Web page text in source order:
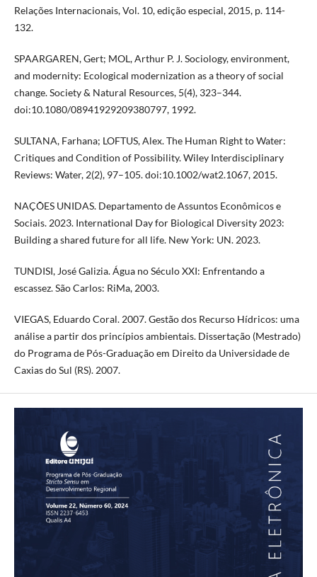
Relações Internacionais, Vol. 10, edição especial, 2015, p. 114-
132.
SPAARGAREN, Gert; MOL, Arthur P. J. Sociology, environment,
and modernity: Ecological modernization as a theory of social
change. Society & Natural Resources, 5(4), 323–344.
doi:10.1080/08941929209380797, 1992.
SULTANA, Farhana; LOFTUS, Alex. The Human Right to Water:
Critiques and Condition of Possibility. Wiley Interdisciplinary
Reviews: Water, 2(2), 97–105. doi:10.1002/wat2.1067, 2015.
NAÇÕES UNIDAS. Departamento de Assuntos Econômicos e
Sociais. 2023. International Day for Biological Diversity 2023:
Building a shared future for all life. New York: UN. 2023.
TUNDISI, José Galizia. Água no Século XXI: Enfrentando a
escassez. São Carlos: RiMa, 2003.
VIEGAS, Eduardo Coral. 2007. Gestão dos Recurso Hídricos: uma
análise a partir dos princípios ambientais. Dissertação (Mestrado)
do Programa de Pós-Graduação em Direito da Universidade de
Caxias do Sul (RS). 2007.